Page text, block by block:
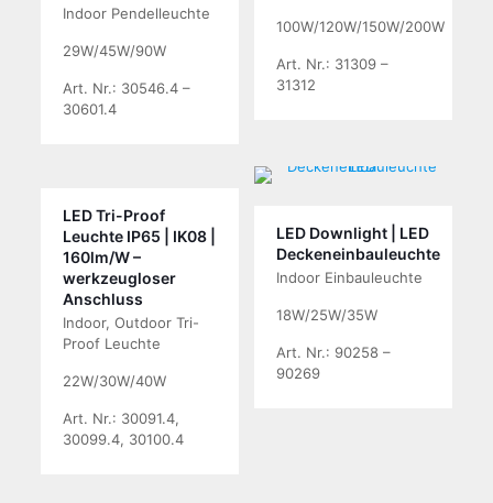
Indoor Pendelleuchte
29W/45W/90W
Art. Nr.: 30546.4 –
30601.4
100W/120W/150W/200W
Art. Nr.: 31309 –
31312
LED Tri-Proof
Leuchte IP65 | IK08 |
160lm/W –
werkzeugloser
Anschluss
Indoor, Outdoor Tri-
Proof Leuchte
22W/30W/40W
Art. Nr.: 30091.4,
30099.4, 30100.4
LED Downlight | LED
Deckeneinbauleuchte
Indoor Einbauleuchte
18W/25W/35W
Art. Nr.: 90258 –
90269